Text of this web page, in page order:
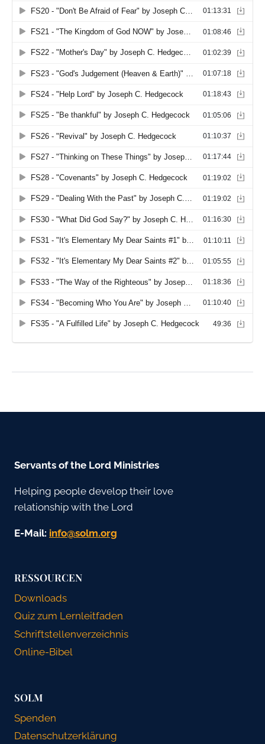
Servants of the Lord Ministries
Helping people develop their love
relationship with the Lord
E-Mail: gro.mlos@ofni
RESSOURCEN
Downloads
Quiz zum Lernleitfaden
Schriftstellenverzeichnis
Online-Bibel
SOLM
Spenden
Datenschutzerklärung